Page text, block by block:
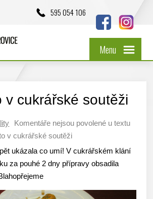
595 054 106
Menu
v cukrářské soutěži
Komentáře nejsou povolené u textu
v cukrářské soutěži
ukázala co umí! V cukrářském klání
za pouhé 2 dny přípravy obsadila